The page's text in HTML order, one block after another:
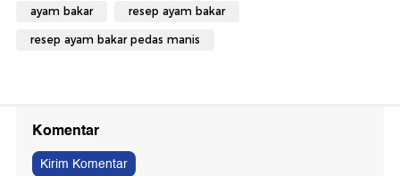
ayam bakar resep ayam bakar
resep ayam bakar pedas manis
Komentar
Kirim Komentar